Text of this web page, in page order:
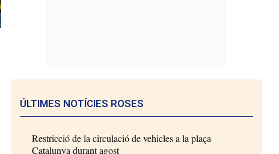
ÚLTIMES NOTÍCIES ROSES
Restricció de la circulació de vehicles a la plaça
Catalunya durant agost